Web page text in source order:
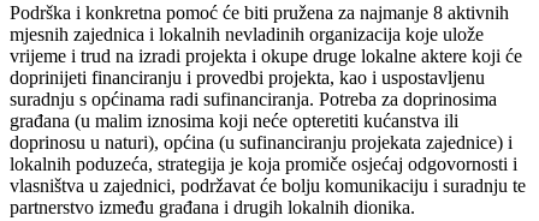
Podrška i konkretna pomoć će biti pružena za najmanje 8 aktivnih
mjesnih zajednica i lokalnih nevladinih organizacija koje ulože
vrijeme i trud na izradi projekta i okupe druge lokalne aktere koji će
doprinijeti financiranju i provedbi projekta, kao i uspostavljenu
suradnju s općinama radi sufinanciranja. Potreba za doprinosima
građana (u malim iznosima koji neće opteretiti kućanstva ili
doprinosu u naturi), općina (u sufinanciranju projekata zajednice) i
lokalnih poduzeća, strategija je koja promiče osjećaj odgovornosti i
vlasništva u zajednici, podržavat će bolju komunikaciju i suradnju te
partnerstvo između građana i drugih lokalnih dionika.